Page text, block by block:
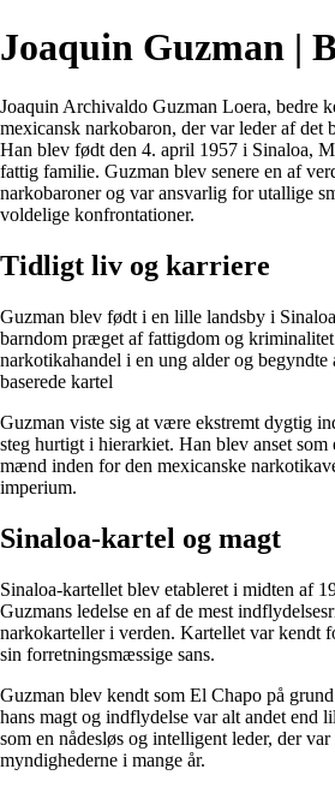
Joaquin Guzman |
Joaquin Archivaldo Guzman Loera, bedre
mexicansk narkobaron, der var leder af det
Han blev født den 4. april 1957 i Sinaloa,
fattig familie. Guzman blev senere en af
narkobaroner og var ansvarlig for utallige
voldelige konfrontationer.
Tidligt liv og karriere
Guzman blev født i en lille landsby i
barndom præget af fattigdom og
narkotikahandel i en ung alder og begyndte
baserede kartel
Guzman viste sig at være ekstremt dygtig
steg hurtigt i hierarkiet. Han blev anset som
mænd inden for den mexicanske
imperium.
Sinaloa-kartel og magt
Sinaloa-kartellet blev etableret i midten af
Guzmans ledelse en af ​​de mest
narkokarteller i verden. Kartellet var kendt
sin forretningsmæssige sans.
Guzman blev kendt som El Chapo på
hans magt og indflydelse var alt andet end
som en nådesløs og intelligent leder, der
myndighederne i mange år.